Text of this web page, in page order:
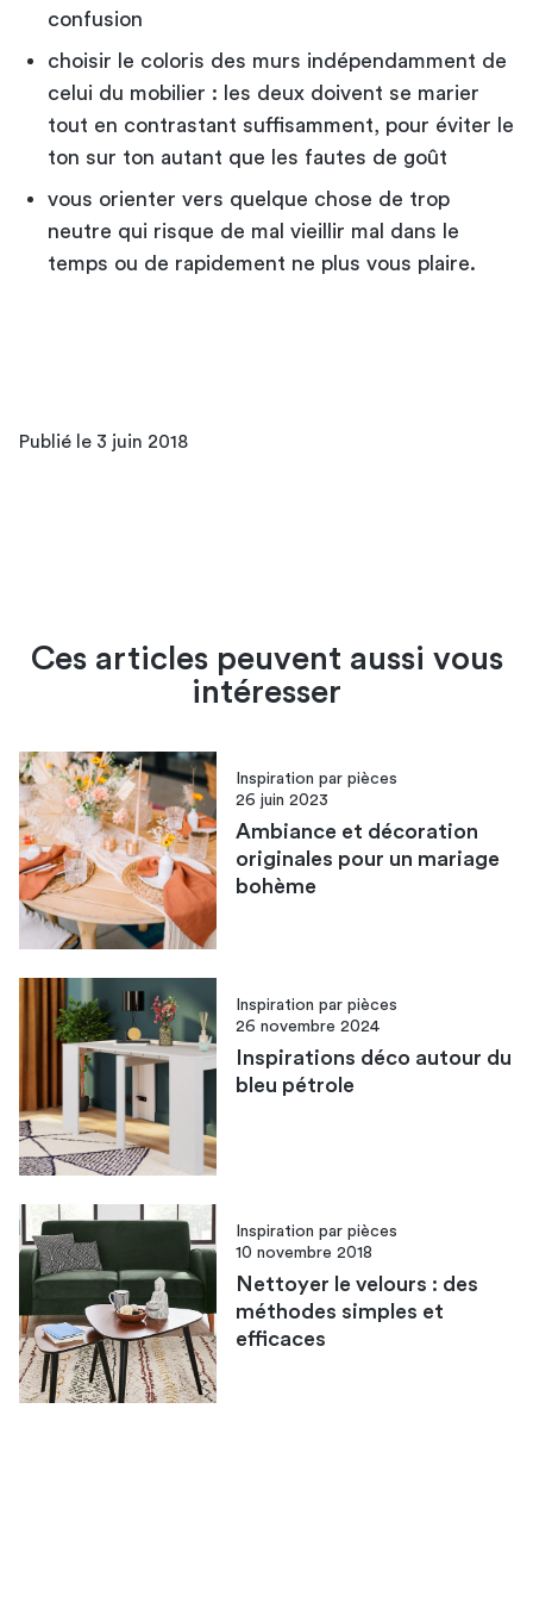
confusion
choisir le coloris des murs indépendamment de
celui du mobilier : les deux doivent se marier
tout en contrastant suffisamment, pour éviter le
ton sur ton autant que les fautes de goût
vous orienter vers quelque chose de trop
neutre qui risque de mal vieillir mal dans le
temps ou de rapidement ne plus vous plaire.
Publié le 3 juin 2018
Ces articles peuvent aussi vous
intéresser
Inspiration par pièces
26 juin 2023
Ambiance et décoration
originales pour un mariage
bohème
Inspiration par pièces
26 novembre 2024
Inspirations déco autour du
bleu pétrole
Inspiration par pièces
10 novembre 2018
Nettoyer le velours : des
méthodes simples et
efficaces